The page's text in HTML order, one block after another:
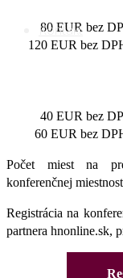
Kontakt
80 EUR bez
120 EUR bez
40 EUR bez
60 EUR bez
Počet miest na
konferenčnej
Registrácia na
partnera hnonline.sk,